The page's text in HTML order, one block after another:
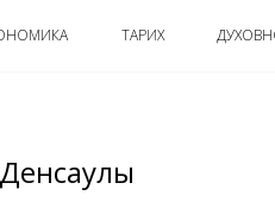
ТАРИХ
Денсаулық